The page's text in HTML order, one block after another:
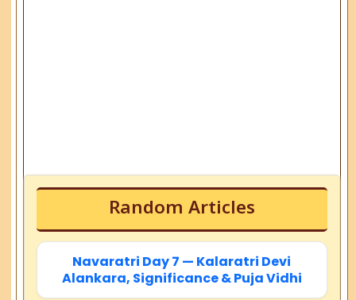
Random Articles
Navaratri Day 7 — Kalaratri Devi
Alankara, Significance & Puja Vidhi